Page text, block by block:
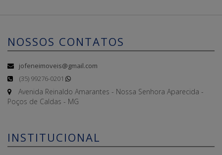
NOSSOS CONTATOS
jofeneimoveis@gmail.com
(35) 99276-0201
Avenida Reinaldo Amarantes - Nossa Senhora Aparecida -
Poços de Caldas - MG
INSTITUCIONAL